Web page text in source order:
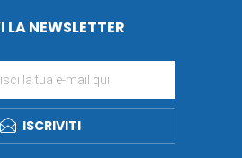
LA NEWSLETTER
ISCRIVITI